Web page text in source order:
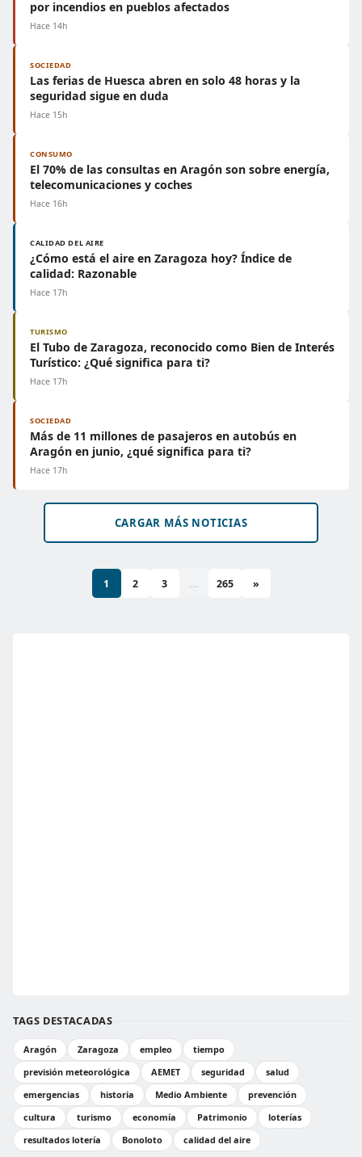
por incendios en pueblos afectados
Hace 14h
SOCIEDAD
Las ferias de Huesca abren en solo 48 horas y la
seguridad sigue en duda
Hace 15h
CONSUMO
El 70% de las consultas en Aragón son sobre energía,
telecomunicaciones y coches
Hace 16h
CALIDAD DEL AIRE
¿Cómo está el aire en Zaragoza hoy? Índice de
calidad: Razonable
Hace 17h
TURISMO
El Tubo de Zaragoza, reconocido como Bien de Interés
Turístico: ¿Qué significa para ti?
Hace 17h
SOCIEDAD
Más de 11 millones de pasajeros en autobús en
Aragón en junio, ¿qué significa para ti?
Hace 17h
CARGAR MÁS NOTICIAS
1 2 3 ... 265 »
TAGS DESTACADAS
Aragón Zaragoza empleo
tiempo
previsión meteorológica
AEMET seguridad
salud
emergencias
historia Medio Ambiente
prevención
cultura
turismo economía Patrimonio
loterías
resultados lotería
Bonoloto calidad del aire